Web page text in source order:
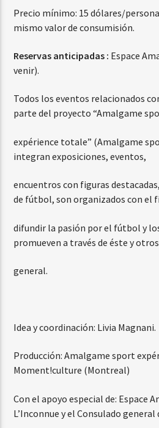
Precio mínimo: 15 dólares/
mismo valor de consumisión.
Reservas anticipadas : Espace
venir).
Todos los eventos relacionados
parte del proyecto “Amalgame
expérience totale” (Amalgame
integran exposiciones, eventos,
encuentros con figuras
de fútbol, son organizados con el
difundir la pasión por el fútbol y
promueven a través de éste y
general.
Idea y coordinación: Livia Magnani.
Producción: Amalgame sport
Moment!culture (Montreal)
Con el apoyo especial de: Espace
L’Inconnue y el Consulado general